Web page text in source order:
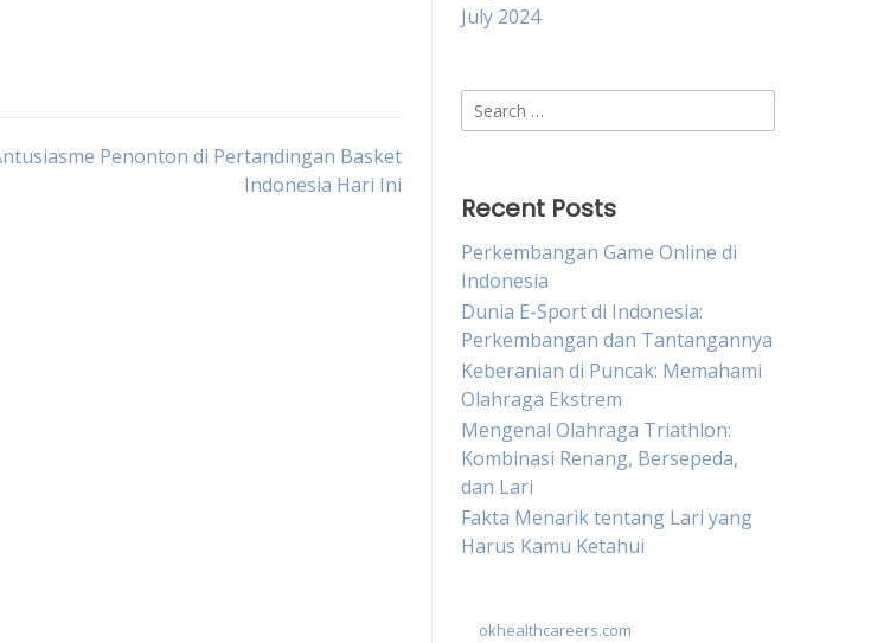
Penonton di Pertandingan Basket
Indonesia Hari Ini
July 2024
Search
for:
Recent Posts
Perkembangan Game Online di
Indonesia
Dunia E-Sport di Indonesia:
Perkembangan dan Tantangannya
Keberanian di Puncak: Memahami
Olahraga Ekstrem
Mengenal Olahraga Triathlon:
Kombinasi Renang, Bersepeda,
dan Lari
Fakta Menarik tentang Lari yang
Harus Kamu Ketahui
okhealthcareers.com